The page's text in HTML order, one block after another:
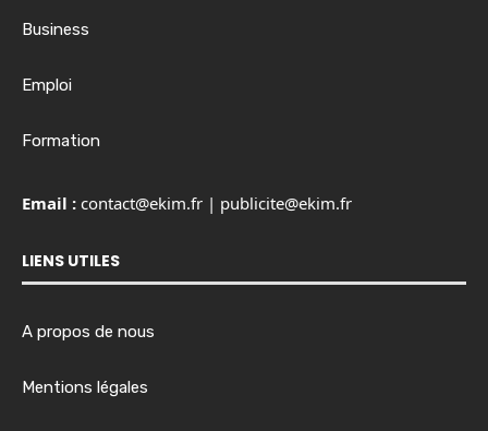
Business
Emploi
Formation
Email : contact@ekim.fr | publicite@ekim.fr
LIENS UTILES
A propos de nous
Mentions légales